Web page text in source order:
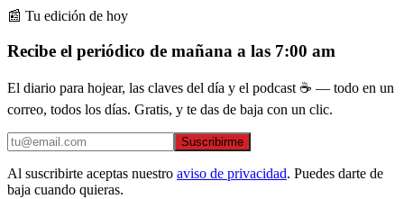
📰 Tu edición de hoy
Recibe el periódico de mañana a las 7:00 am
El diario para hojear, las claves del día y el podcast ☕ — todo en un
correo, todos los días. Gratis, y te das de baja con un clic.
Suscribirme
Al suscribirte aceptas nuestro aviso de privacidad. Puedes darte de
baja cuando quieras.